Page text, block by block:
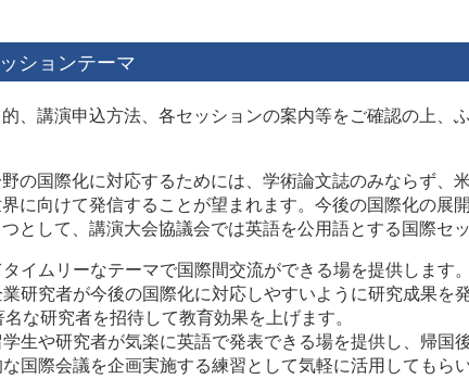
ションテーマ
、講演申込方法、各セッションの案内等をご確認の上、
の国際化に対応するためには、学術論文誌のみならず
に向けて発信することが望まれます。今後の国際化の
として、講演大会協議会では英語を公用語とする国際セ
イムリーなテーマで国際間交流ができる場を提供します。
研究者が今後の国際化に対応しやすいように研究成果を
な研究者を招待して教育効果を上げます。
生や研究者が気楽に英語で発表できる場を提供し、帰国
国際会議を企画実施する練習として気軽に活用してもらい